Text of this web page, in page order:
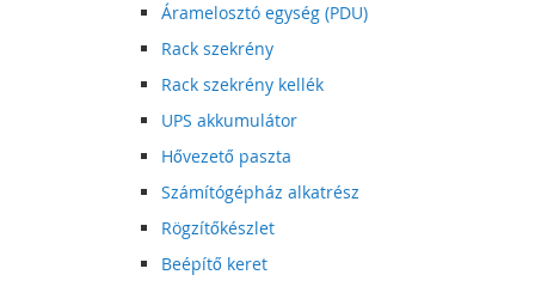
Áramelosztó egység (PDU)
Rack szekrény
Rack szekrény kellék
UPS akkumulátor
Hővezető paszta
Számítógépház alkatrész
Rögzítőkészlet
Beépítő keret